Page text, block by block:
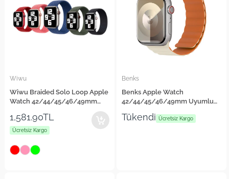
Wiwu
Wiwu Braided Solo Loop Apple
Watch 42/44/45/46/49mm
Kordon Medium Strap Kayış
1,581.90TL
Ücretsiz Kargo
Benks
Benks Apple Watch
42/44/45/46/49mm Uyumlu
Kayış
Tükendi Ücretsiz Kargo